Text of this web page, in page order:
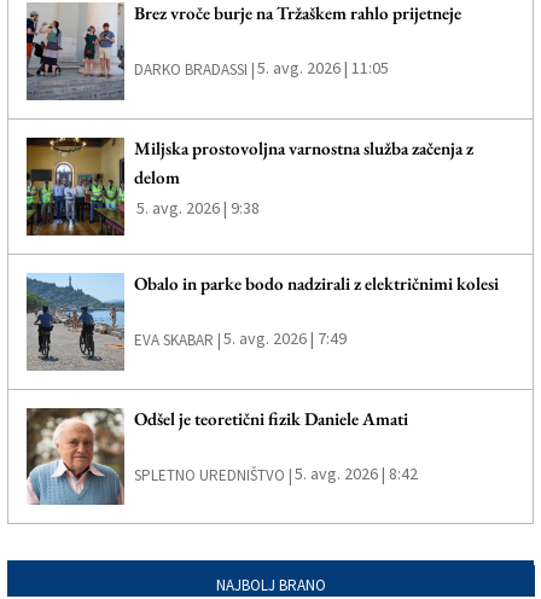
Brez vroče burje na Tržaškem rahlo prijetneje
DARKO BRADASSI |5. avg. 2026 | 11:05
Miljska prostovoljna varnostna služba začenja z
delom
5. avg. 2026 | 9:38
Obalo in parke bodo nadzirali z električnimi kolesi
EVA SKABAR |5. avg. 2026 | 7:49
Odšel je teoretični fizik Daniele Amati
SPLETNO UREDNIŠTVO |5. avg. 2026 | 8:42
NAJBOLJ BRANO